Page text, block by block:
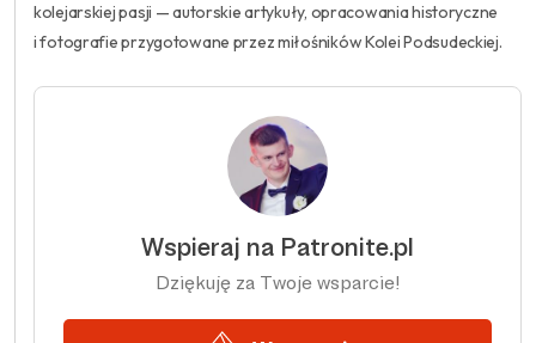
kolejarskiej pasji — autorskie artykuły, opracowania historyczne
i fotografie przygotowane przez miłośników Kolei Podsudeckiej.